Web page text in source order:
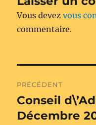
Vous devezvous
commentaire.
de
l’article
PRÉCÉDENT
Publication
précédente :
Conseil
Décembre